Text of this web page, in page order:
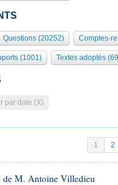
Questions (20252) Comptes-
(1001) Textes adoptés
par date (X)
1 2
de M. Antoine Villedieu